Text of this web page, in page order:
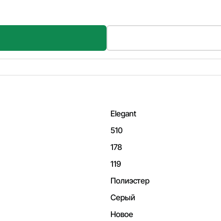
Elegant
510
178
119
Полиэстер
Серый
Новое